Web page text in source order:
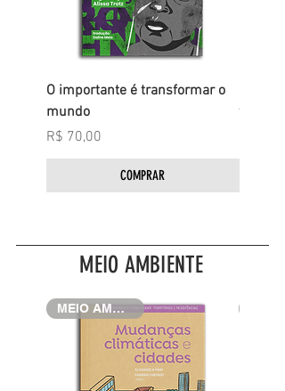
O importante é transformar o
mundo
Preço
R$ 70,00
COMPRAR
MEIO AMBIENTE
MEIO AMBIENTE